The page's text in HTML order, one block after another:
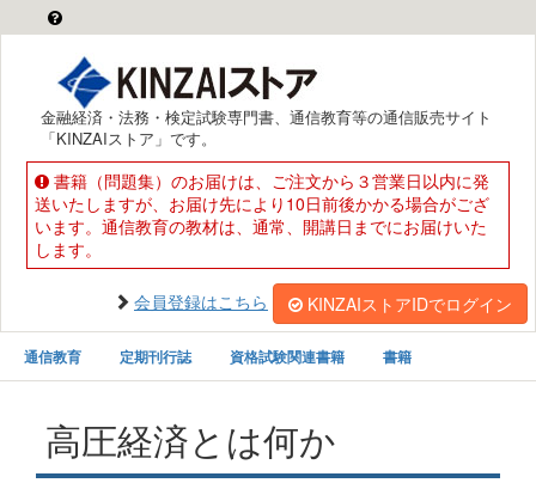
金融経済・法務・検定試験専門書、通信教育等の通信販売サイト
「KINZAIストア」です。
書籍（問題集）のお届けは、ご注文から３営業日以内に発
送いたしますが、お届け先により10日前後かかる場合がござ
います。通信教育の教材は、通常、開講日までにお届けいた
します。
会員登録はこちら KINZAIストアIDでログイン
通信教育 定期刊行誌 資格試験関連書籍 書籍
高圧経済とは何か